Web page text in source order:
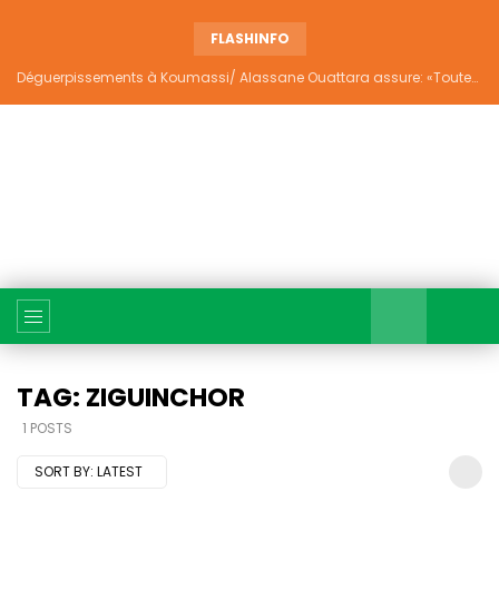
FLASHINFO
Déguerpissements à Koumassi/ Alassane Ouattara assure: «Toutes les responsabilités seront établies et elles donneront lieu aux sanctions prévues par la loi»
TAG: ZIGUINCHOR
1 POSTS
SORT BY: LATEST